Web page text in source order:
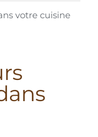
votre cuisine